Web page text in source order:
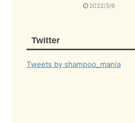
2022/3/6
Twitter
Tweets by shampoo_mania